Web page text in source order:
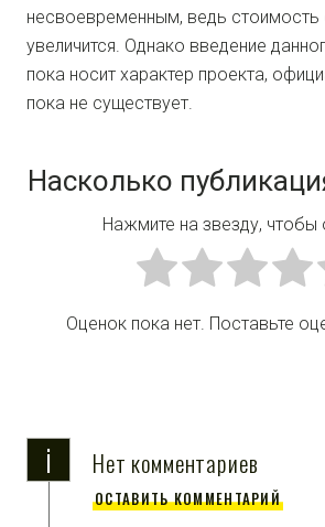
несвоевременным, ведь стоимость
увеличится. Однако введение
пока носит характер проекта,
пока не существует.
Насколько
Нажмите на звезду, чтобы
Оценок пока нет. Поставьте
i Нет комментариев
ОСТАВИТЬ КОММЕНТАРИЙ